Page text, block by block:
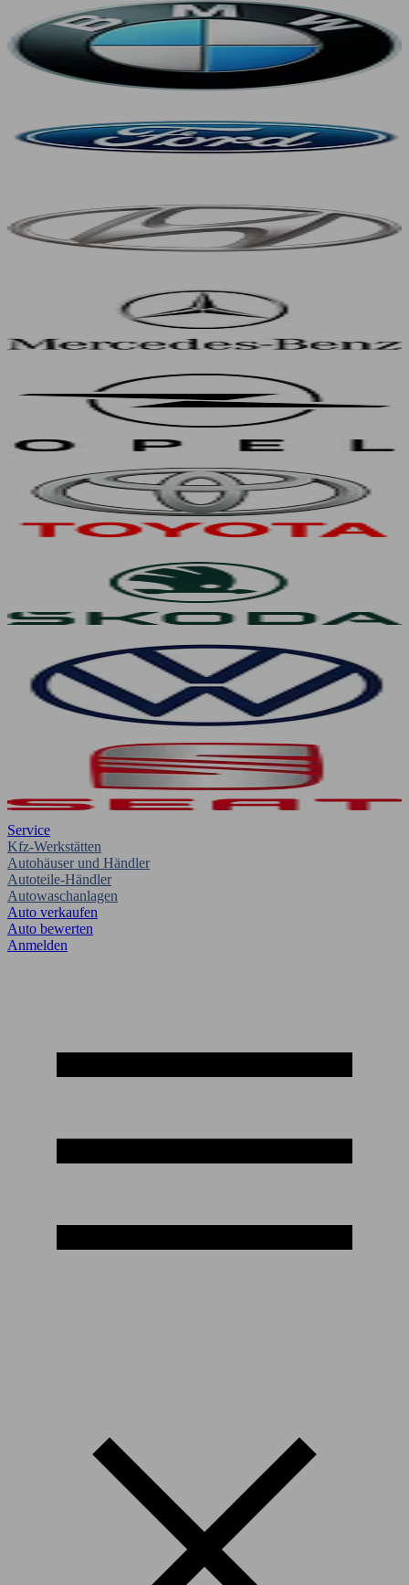
Service
Kfz-Werkstätten
Autohäuser und Händler
Autoteile-Händler
Autowaschanlagen
Auto verkaufen
Auto bewerten
Anmelden